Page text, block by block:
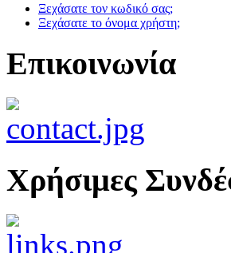
Ξεχάσατε τον κωδικό σας;
Ξεχάσατε το όνομα χρήστη;
Επικοινωνία
Χρήσιμες